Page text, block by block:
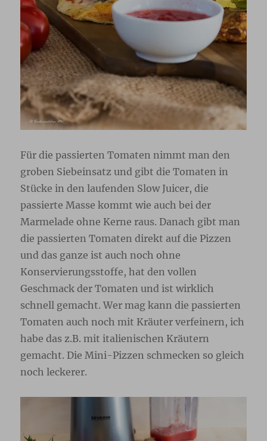
Für die passierten Tomaten nimmt man den
groben Siebeinsatz und gibt die Tomaten in
Stücke in den laufenden Slow Juicer, die
passierte Masse kommt wie auch bei der
Marmelade ohne Kerne raus. Danach gibt man
die passierten Tomaten direkt auf die Pizzen
und das ganze ist auch noch ohne
Konservierungsstoffe, hat den vollen
Geschmack der Tomaten und ist wirklich
schnell gemacht. Wer mag kann die passierten
Tomaten auch noch mit Kräuter verfeinern, ich
habe das z.B. mit italienischen Kräutern
gemacht. Die Mini-Pizzen schmecken so gleich
noch leckerer.